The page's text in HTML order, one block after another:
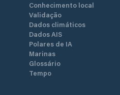
Conhecimento local
Validação
Dados climáticos
Dados AIS
Polares de IA
Marinas
Glossário
Tempo